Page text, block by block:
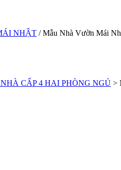
NHẬT / Mẫu Nhà Vườn Mái
CẤP 4 HAI PHÒNG NGỦ >